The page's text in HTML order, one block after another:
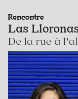
Rencontre
Las
De la rue à